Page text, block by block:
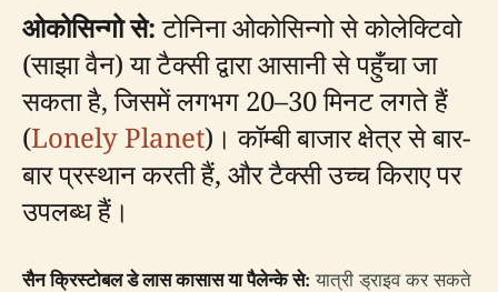
ओकोसिन्गो से:टोनिना ओकोसिन्गो से कोलेक्टिवो
(साझा वैन) या टैक्सी द्वारा आसानी से पहुँचा जा
सकता है, जिसमें लगभग 20–30 मिनट लगते हैं
(Lonely Planet)। कॉम्बी बाजार क्षेत्र से बार-
बार प्रस्थान करती हैं, और टैक्सी उच्च किराए पर
उपलब्ध हैं।
सैन क्रिस्टोबल डे लास कासास या पैलेन्के से: यात्री ड्राइव कर सकते